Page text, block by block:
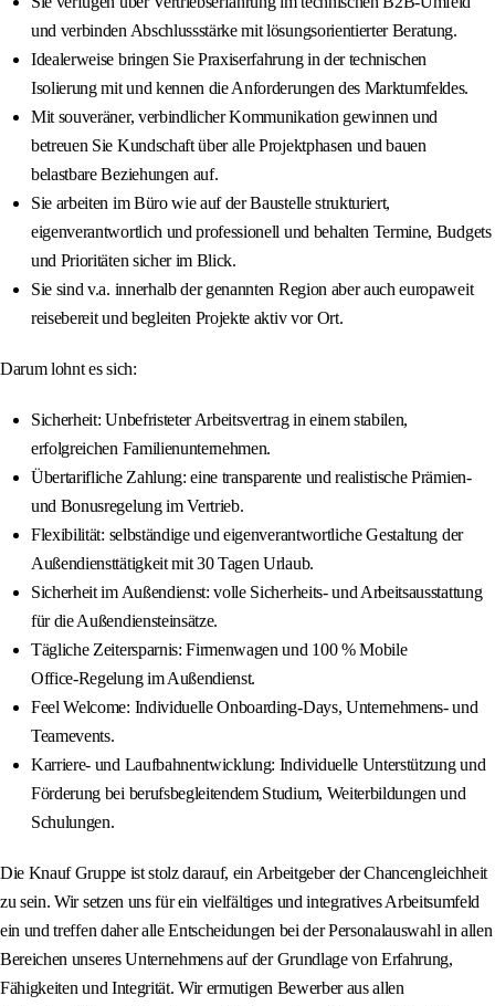
und verbinden Abschlussstärke mit lösungsorientierter Beratung.
Idealerweise bringen Sie Praxiserfahrung in der technischen
Isolierung mit und kennen die Anforderungen des Marktumfeldes.
Mit souveräner, verbindlicher Kommunikation gewinnen und
betreuen Sie Kundschaft über alle Projektphasen und bauen
belastbare Beziehungen auf.
Sie arbeiten im Büro wie auf der Baustelle strukturiert,
eigenverantwortlich und professionell und behalten Termine, Budgets
und Prioritäten sicher im Blick.
Sie sind v.a. innerhalb der genannten Region aber auch europaweit
reisebereit und begleiten Projekte aktiv vor Ort.
Darum lohnt es sich:
Sicherheit: Unbefristeter Arbeitsvertrag in einem stabilen,
erfolgreichen Familienunternehmen.
Übertarifliche Zahlung: eine transparente und realistische Prämien‑
und Bonusregelung im Vertrieb.
Flexibilität: selbständige und eigenverantwortliche Gestaltung der
Außendiensttätigkeit mit 30 Tagen Urlaub.
Sicherheit im Außendienst: volle Sicherheits‑ und Arbeitsausstattung
für die Außendiensteinsätze.
Tägliche Zeitersparnis: Firmenwagen und 100 % Mobile
Office‑Regelung im Außendienst.
Feel Welcome: Individuelle Onboarding‑Days, Unternehmens‑ und
Teamevents.
Karriere‑ und Laufbahnentwicklung: Individuelle Unterstützung und
Förderung bei berufsbegleitendem Studium, Weiterbildungen und
Schulungen.
Die Knauf Gruppe ist stolz darauf, ein Arbeitgeber der Chancengleichheit
zu sein. Wir setzen uns für ein vielfältiges und integratives Arbeitsumfeld
ein und treffen daher alle Entscheidungen bei der Personalauswahl in allen
Bereichen unseres Unternehmens auf der Grundlage von Erfahrung,
Fähigkeiten und Integrität. Wir ermutigen Bewerber aus allen